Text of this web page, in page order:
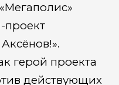
проект
герой проекта
действующих